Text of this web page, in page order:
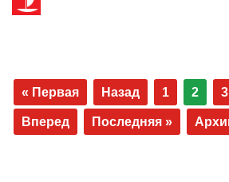
« Первая Назад 1 2 3
Вперед Последняя »